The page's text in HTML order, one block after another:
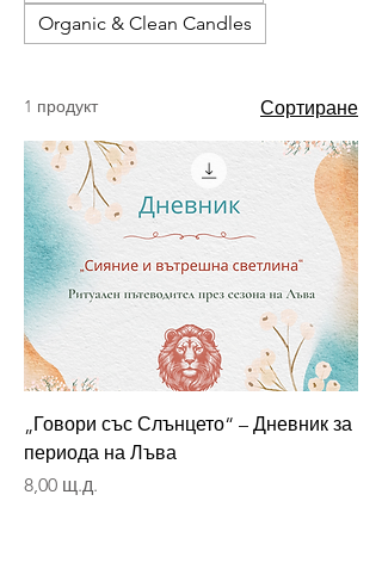
Organic & Clean Candles
1 продукт Сортиране
„Говори със Слънцето“ – Дневник за
периода на Лъва
Цена
8,00 щ.д.